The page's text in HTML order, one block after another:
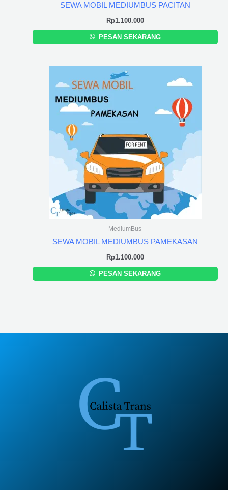
SEWA MOBIL MEDIUMBUS PACITAN
Rp1.100.000
PESAN SEKARANG
MediumBus
SEWA MOBIL MEDIUMBUS PAMEKASAN
Rp1.100.000
PESAN SEKARANG